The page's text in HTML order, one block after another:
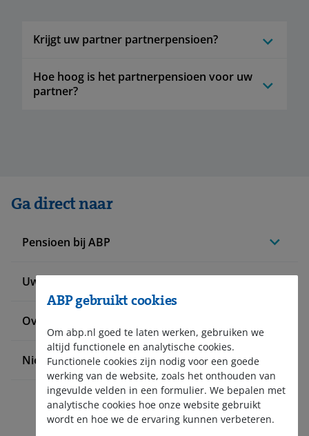
Krijgt uw partner partnerpensioen?
Hoe hoog is het partnerpensioen voor uw
partner?
Ga direct naar
Pensioen bij ABP
Uw situatie verandert
Over ABP
Nieuws en pers
ABP gebruikt cookies
Om abp.nl goed te laten werken, gebruiken we
altijd functionele en analytische cookies.
Functionele cookies zijn nodig voor een goede
werking van de website, zoals het onthouden van
ingevulde velden in een formulier. We bepalen met
analytische cookies hoe onze website gebruikt
wordt en hoe we de ervaring kunnen verbeteren.